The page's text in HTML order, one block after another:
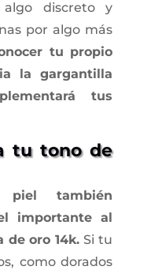
algo discreto y
por algo más
tu propio
la gargantilla
tus
tono de
también
importante al
oro 14k. Si tu
como dorados